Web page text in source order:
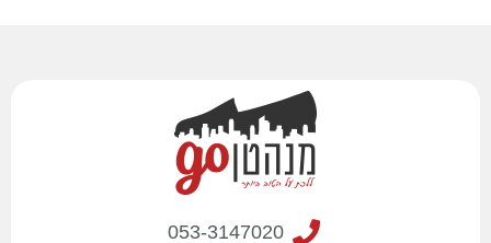
053-3147020